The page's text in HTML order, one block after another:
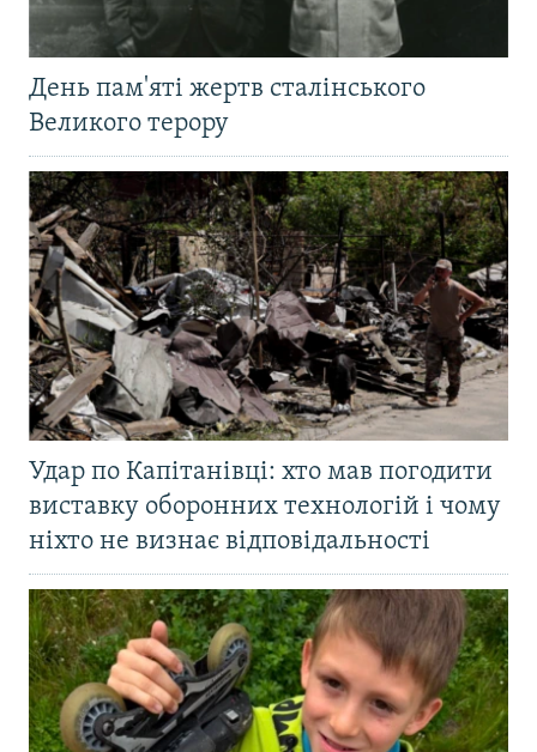
День пам'яті жертв сталінського
Великого терору
Удар по Капітанівці: хто мав погодити
виставку оборонних технологій і чому
ніхто не визнає відповідальності